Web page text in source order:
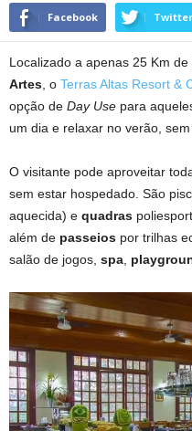
Facebook Twitter
Localizado a apenas 25 Km de
Artes , o Terras Altas Resort &
opção de Day Use para
um dia e relaxar no verão,
O visitante pode aproveitar
sem estar hospedado. São
aquecida) e quadras
além de passeios por trilhas
salão de jogos, spa